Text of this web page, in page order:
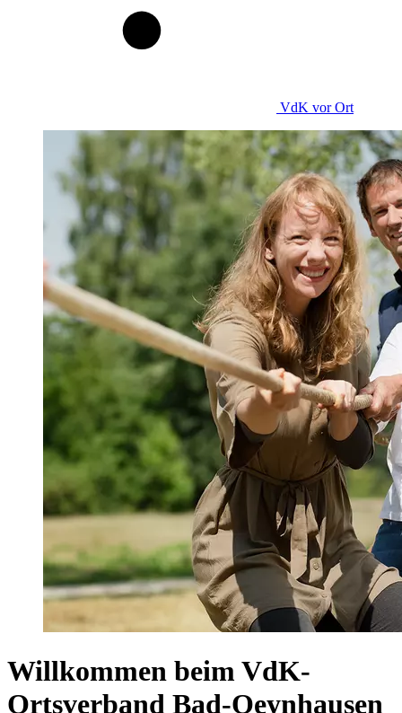
VdK vor Ort
Willkommen beim VdK-
Ortsverband Bad-Oeynhausen